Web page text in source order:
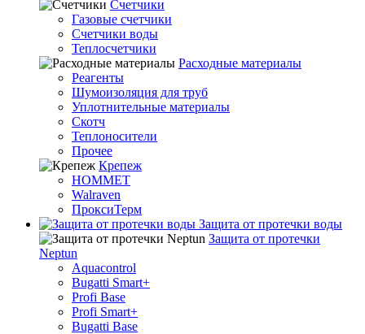
Счетчики
Газовые счетчики
Счетчики воды
Теплосчетчики
Расходные материалы
Реагенты
Шумоизоляция для труб
Уплотнительные материалы
Скотч
Теплоносители
Прочее
Крепеж
HOMMET
Walraven
ПроксиТерм
Защита от протечки воды
Защита от протечки
Neptun
Aquacontrol
Bugatti Smart+
Profi Base
Profi Smart+
Bugatti Base